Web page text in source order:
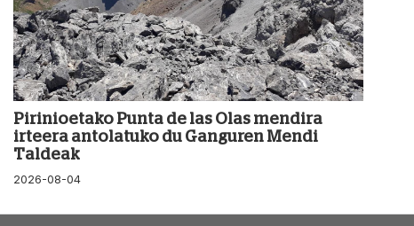
Pirinioetako Punta de las Olas mendira
irteera antolatuko du Ganguren Mendi
Taldeak
2026-08-04